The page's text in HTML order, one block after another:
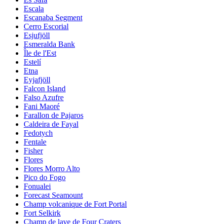
Escala
Escanaba Segment
Cerro Escorial
Esjufjöll
Esmeralda Bank
Île de l'Est
Estelí
Etna
Eyjafjöll
Falcon Island
Falso Azufre
Fani Maoré
Farallon de Pajaros
Caldeira de Fayal
Fedotych
Fentale
Fisher
Flores
Flores Morro Alto
Pico do Fogo
Fonualei
Forecast Seamount
Champ volcanique de Fort Portal
Fort Selkirk
Champ de lave de Four Craters